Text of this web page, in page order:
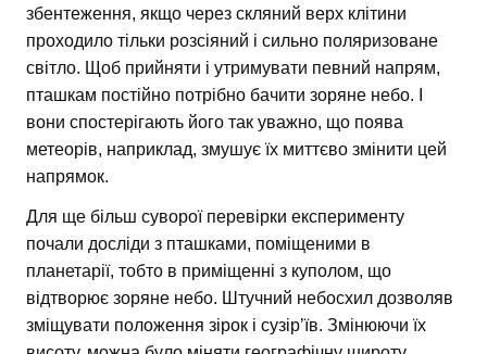
збентеження, якщо через скляний верх клітини
проходило тільки розсіяний і сильно поляризоване
світло. Щоб прийняти і утримувати певний напрям,
пташкам постійно потрібно бачити зоряне небо. І
вони спостерігають його так уважно, що поява
метеорів, наприклад, змушує їх миттєво змінити цей
напрямок.
Для ще більш суворої перевірки експерименту
почали досліди з пташками, поміщеними в
планетарії, тобто в приміщенні з куполом, що
відтворює зоряне небо. Штучний небосхил дозволяв
зміщувати положення зірок і сузір’їв. Змінюючи їх